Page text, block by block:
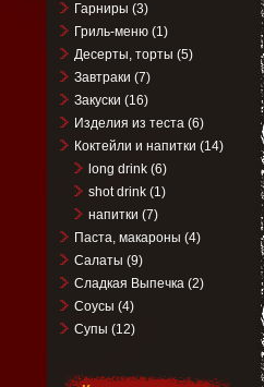
Гарниры (3)
Гриль-меню(1)
Десерты, торты (5)
Завтраки (7)
Закуски (16)
Изделия из теста(6)
Коктейли и напитки (14)
long drink(6)
shot drink(1)
напитки (7)
Паста, макароны (4)
Салаты (9)
Сладкая Выпечка(2)
Соусы (4)
Супы (12)